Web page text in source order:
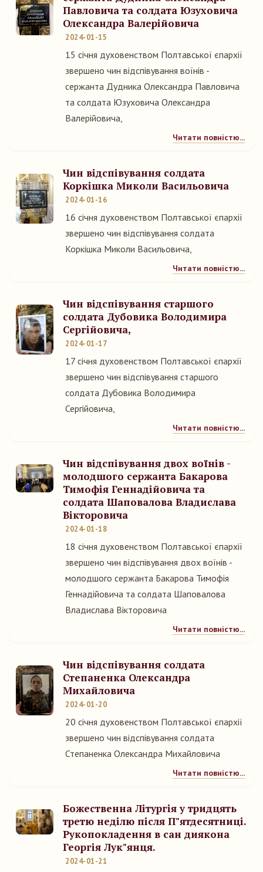
Павловича та солдата Юзуховича
Олександра Валерійовича
2024-01-15
15 січня духовенством Полтавської єпархії
звершено чин відспівування воїнів -
сержанта Дудника Олександра Павловича
та солдата Юзуховича Олександра
Валерійовича,
Читати повністю...
Чин відспівування солдата
Коркішка Миколи Васильовича
2024-01-16
16 січня духовенством Полтавської єпархії
звершено чин відспівування солдата
Коркішка Миколи Васильовича,
Читати повністю...
Чин відспівування старшого
солдата Дубовика Володимира
Сергійовича,
2024-01-17
17 січня духовенством Полтавської єпархії
звершено чин відспівування старшого
солдата Дубовика Володимира
Сергійовича,
Читати повністю...
Чин відспівування двох воїнів -
молодшого сержанта Бакарова
Тимофія Геннадійовича та
солдата Шаповалова Владислава
Вікторовича
2024-01-18
18 січня духовенством Полтавської єпархії
звершено чин відспівування двох воїнів -
молодшого сержанта Бакарова Тимофія
Геннадійовича та солдата Шаповалова
Владислава Вікторовича
Читати повністю...
Чин відспівування солдата
Степаненка Олександра
Михайловича
2024-01-20
20 січня духовенством Полтавської єпархії
звершено чин відспівування солдата
Степаненка Олександра Михайловича
Читати повністю...
Божественна Літургія у тридцять
третю неділю після П"ятдесятниці.
Рукопокладення в сан диякона
Георгія Лук"янця.
2024-01-21